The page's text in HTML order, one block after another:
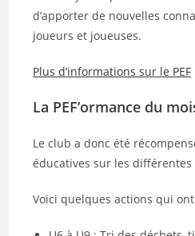
d’apporter de nouvelles
joueurs et joueuses.
Plus d’informations sur le PEF
La PEF’ormance du
Le club a donc été
éducatives sur les différentes
Voici quelques actions qui